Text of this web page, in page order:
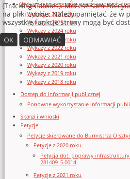
Wykazy nieruchomości przeznaczonych do
Wykazy z 2026 roku
Wykazy z 2025 roku
Wykazy z 2024 roku
Wykazy z 2023 roku
Wykazy z 2022 roku
Wykazy z 2021 roku
Wykazy z 2020 roku
Wykazy z 2019 roku
Wykazy z 2018 roku
Dostęp do informacji publicznej
Ponowne wykorzystanie informacji
Skargi i wnioski
Petycje
Petycje skierowane do Burmistrza
Petycje z 2020 roku
Petycja dot. poprawy
281409_5.0014
Petycje z 2021 roku
(Tracking Cookies). Możesz sam
na pliki cookie. Należy pamiętać, że w
wszystkie funkcje strony mogą być
OK
ODMAWIAĆ